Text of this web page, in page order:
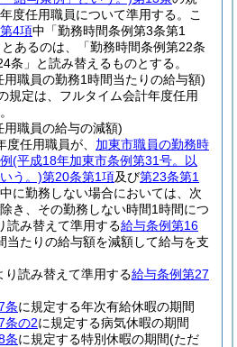
度任用職員について準用する。
こ
4項中「勤務時間条例第3条第1
あるのは、「勤務時間条例第22条
条」と読み替えるものとする。
職員の勤務1時間当たりの給与額)
規定は、フルタイム会計年度任用
職員の給与の減額)
任用職員が、 加東市職員の勤務時
(平成18年加東市条例第31号。以
う。)第20条第1項及び第23条第1
に勤務しない場合においては、次
き、その勤務しない時間1時間につ
読み替えて準用する給与条例第16
当たりの給与額を減額して給与を支
り読み替えて準用する給与条例第27
条に規定する年次有給休暇の期間
条の2に規定する病気休暇の期間
条に規定する特別休暇の期間(ただ